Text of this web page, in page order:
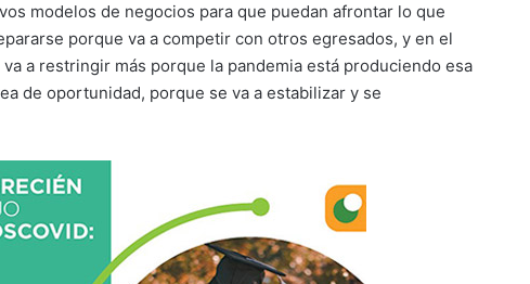
modelos de negocios para que puedan afrontar lo que
porque va a competir con otros egresados, y en el
a restringir más porque la pandemia está produciendo esa
de oportunidad, porque se va a estabilizar y se